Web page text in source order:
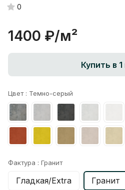
0
1400 ₽/м²
Купить в 1
Цвет : Темно-серый
Фактура : Гранит
Гладкая/Extra Гранит